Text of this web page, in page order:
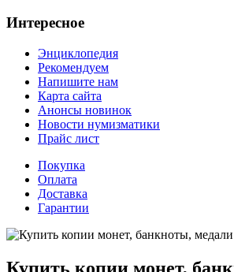
Интересное
Энциклопедия
Рекомендуем
Напишите нам
Карта сайта
Анонсы новинок
Новости нумизматики
Прайс лист
Покупка
Оплата
Доставка
Гарантии
Купить копии монет,